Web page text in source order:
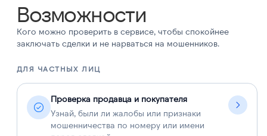
Возможности
Кого можно проверить в сервисе, чтобы спокойнее
заключать сделки и не нарваться на мошенников.
ДЛЯ ЧАСТНЫХ ЛИЦ
Проверка продавца и покупателя
Узнай, были ли жалобы или признаки
мошенничества по номеру или имени